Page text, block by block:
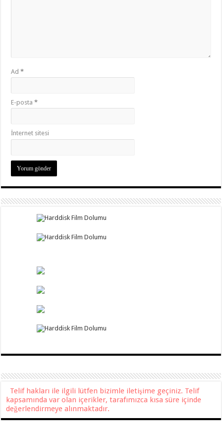
Ad*
E-posta*
İnternet sitesi
Telif hakları ile ilgili lütfen bizimle iletişime geçiniz. Telif
kapsamında var olan içerikler, tarafımızca kısa süre içinde
değerlendirmeye alınmaktadır.